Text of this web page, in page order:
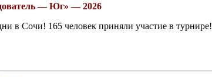
— Юг» — 2026
в Сочи! 165 человек приняли участие в турнире!